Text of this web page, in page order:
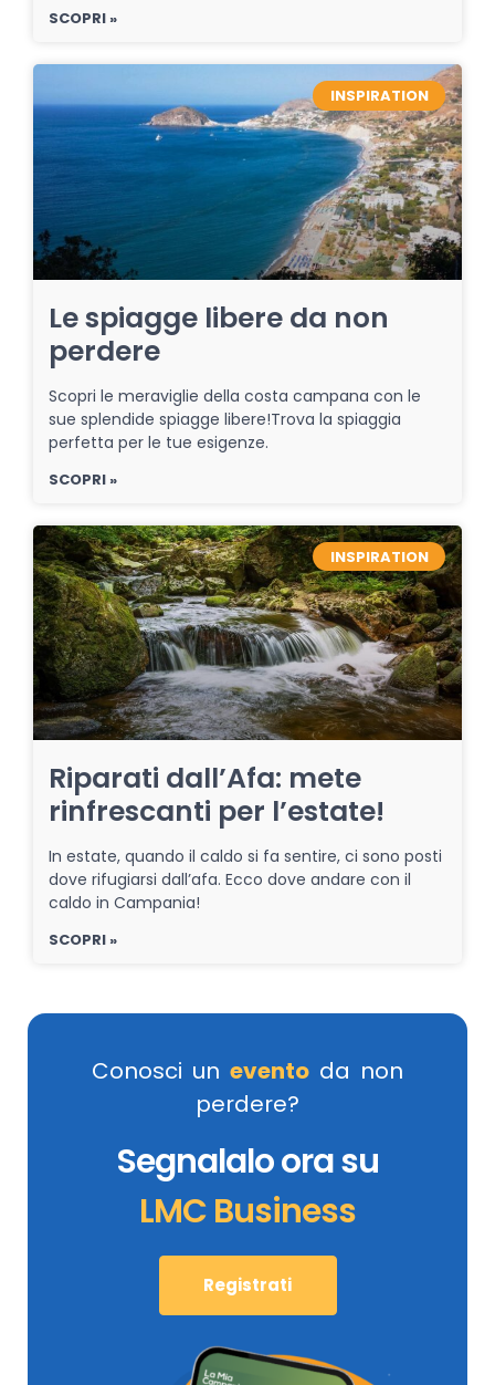
SCOPRI »
INSPIRATION
Le spiagge libere da non
perdere
Scopri le meraviglie della costa campana con le
sue splendide spiagge libere!Trova la spiaggia
perfetta per le tue esigenze.
SCOPRI »
INSPIRATION
Riparati dall’Afa: mete
rinfrescanti per l’estate!
In estate, quando il caldo si fa sentire, ci sono posti
dove rifugiarsi dall’afa. Ecco dove andare con il
caldo in Campania!
SCOPRI »
Conosci un evento da non
perdere?
Segnalalo ora su
LMC Business
Registrati